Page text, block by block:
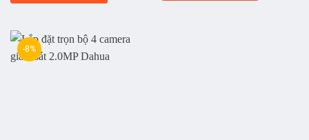
-8%